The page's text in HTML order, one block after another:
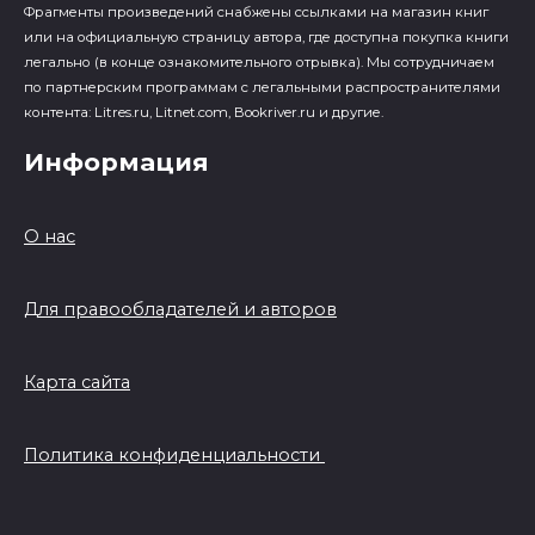
Фрагменты произведений cнабжены ссылками на магазин книг
или на официальную страницу автора, где доступна покупка книги
легально (в конце ознакомительного отрывка). Мы сотрудничаем
по партнерским программам с легальными распространителями
контента: Litres.ru, Litnet.com, Bookriver.ru и другие.
Информация
О нас
Для правообладателей и авторов
Карта сайта
Политика конфиденциальности